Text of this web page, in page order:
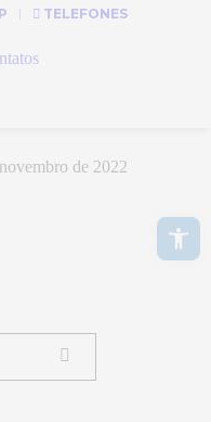
TELEFONES
de 2022
Abrir a barra de ferramentas